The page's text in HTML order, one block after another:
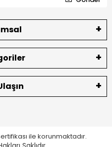
ile korunmaktadır.